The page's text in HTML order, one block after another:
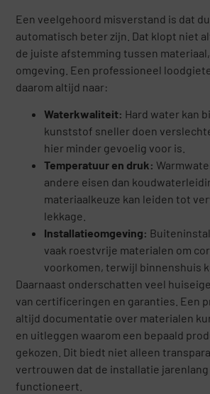
Een veelgehoord misverstand is dat
automatisch beter zijn. Dat klopt niet
de juiste afstemming tussen
omgeving. Een professioneel
daarom altijd naar:
Waterkwaliteit: Hard water kan
kunststof sneller doen
hier minder gevoelig voor is.
Temperatuur en druk:
andere eisen dan
materiaalkeuze kan leiden tot
lekkage.
Installatieomgeving:
vaak roestvrije materialen om
voorkomen, terwijl binnenshuis
Daarnaast onderschatten veel
van certificeringen en garanties. Een
altijd documentatie over materialen
en uitleggen waarom een bepaald
gekozen. Dit biedt niet alleen
vertrouwen dat de installatie
functioneert.